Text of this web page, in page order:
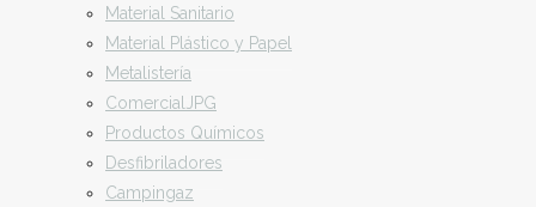
Material Sanitario
Material Plástico y Papel
Metalistería
ComercialJPG
Productos Químicos
Desfibriladores
Campingaz